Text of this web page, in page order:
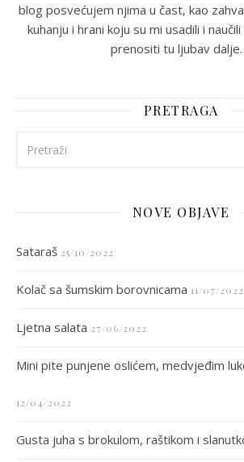
blog posvećujem njima u čast, kao
kuhanju i hrani koju su mi usadili i
prenositi tu ljubav
PRETRAGA
NOVE OBJAVE
Sataraš 25/10/2022
Kolač sa šumskim borovnicama 11/07/2022
Ljetna salata 27/06/2022
Mini pite punjene oslićem, medvjeđim
12/04/2022
Gusta juha s brokulom, raštikom i